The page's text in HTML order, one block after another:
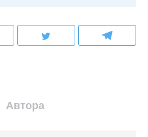
Автора